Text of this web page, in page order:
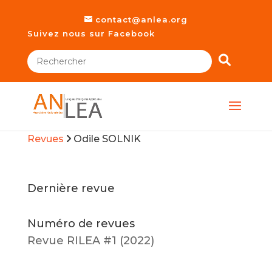
contact@anlea.org
Suivez nous sur Facebook
Revues Odile SOLNIK
Dernière revue
Numéro de revues
Revue RILEA #1 (2022)